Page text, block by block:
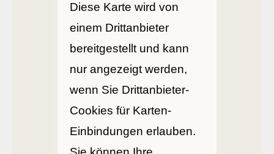
Diese Karte wird von
einem Drittanbieter
bereitgestellt und kann
nur angezeigt werden,
wenn Sie Drittanbieter-
Cookies für Karten-
Einbindungen erlauben.